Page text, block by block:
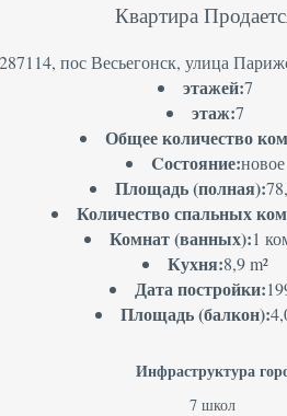
Квартира
287114, пос Весьегонск, улица
этажей:7
этаж:7
Общее количество
Cостояние:новое
Площадь (полная):
Количество спальных
Комнат (ванных):1
Кухня:8,9 m²
Дата постройки:
Площадь (балкон):
Инфраструктура
7 школ